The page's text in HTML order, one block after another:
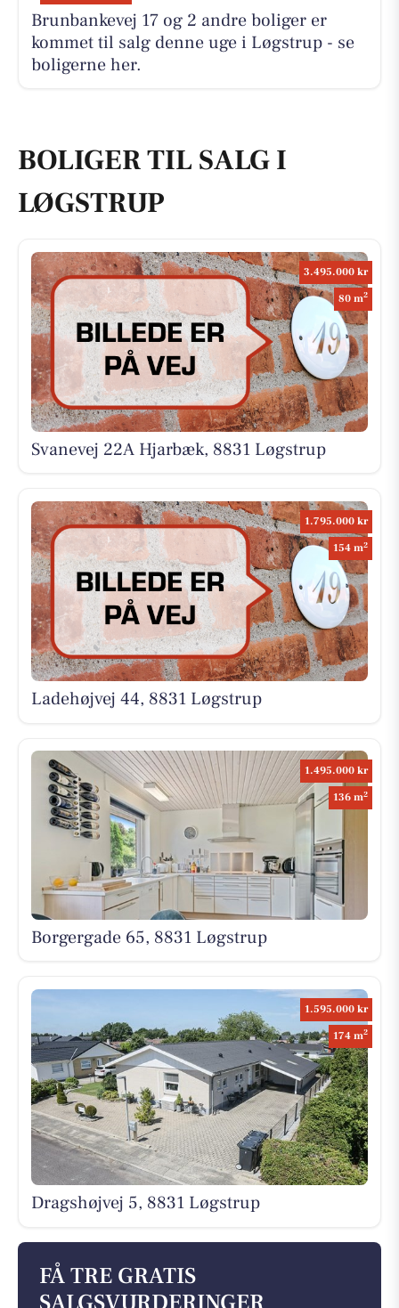
Brunbankevej 17 og 2 andre boliger er
kommet til salg denne uge i Løgstrup - se
boligerne her.
BOLIGER TIL SALG I
LØGSTRUP
3.495.000 kr
80 m2
Svanevej 22A Hjarbæk, 8831 Løgstrup
1.795.000 kr
154 m2
Ladehøjvej 44, 8831 Løgstrup
1.495.000 kr
136 m2
Borgergade 65, 8831 Løgstrup
1.595.000 kr
174 m2
Dragshøjvej 5, 8831 Løgstrup
FÅ TRE GRATIS